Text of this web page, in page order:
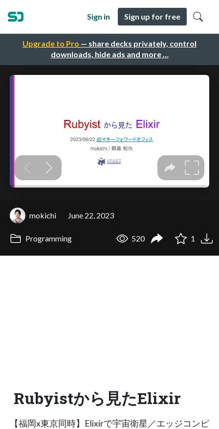
Upgrade to Pro — share decks privately, control
downloads, hide ads and more …
Sign in Sign up for free
mokichi June 22, 2023
Programming 520 1
Rubyistから見たElixir
【福岡x東京同時】Elixirで宇宙衛星／エッジコンピ